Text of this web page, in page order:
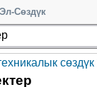
Эл-Сөздүк